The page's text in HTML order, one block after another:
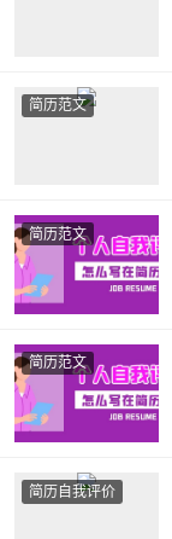
简历范文
简历范文
简历范文
简历自我评价